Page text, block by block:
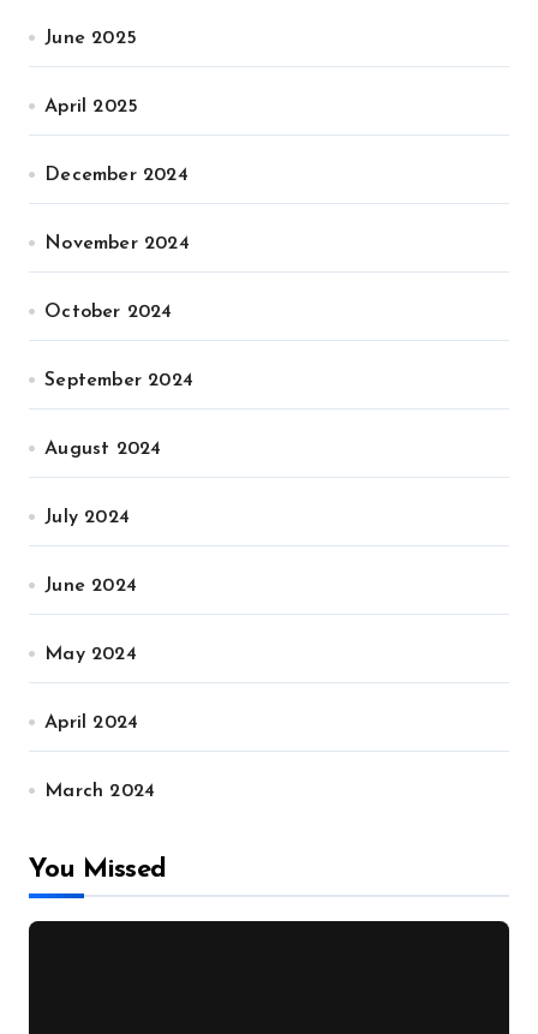
June 2025
April 2025
December 2024
November 2024
October 2024
September 2024
August 2024
July 2024
June 2024
May 2024
April 2024
March 2024
You Missed